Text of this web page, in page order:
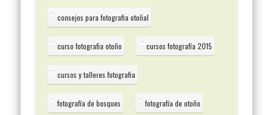
consejos para fotografia otoñal
curso fotografia otoño cursos fotografía 2015
cursos y talleres fotografia
fotografía de bosques fotografía de otoño